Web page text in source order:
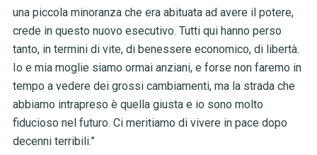
una piccola minoranza che era abituata ad avere il potere,
crede in questo nuovo esecutivo. Tutti qui hanno perso
tanto, in termini di vite, di benessere economico, di libertà.
Io e mia moglie siamo ormai anziani, e forse non faremo in
tempo a vedere dei grossi cambiamenti, ma la strada che
abbiamo intrapreso è quella giusta e io sono molto
fiducioso nel futuro. Ci meritiamo di vivere in pace dopo
decenni terribili.”